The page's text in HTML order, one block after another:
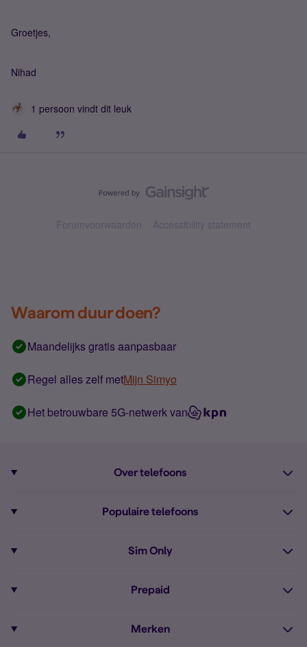
Groetjes,
Nihad
1 persoon vindt dit leuk
Forumvoorwaarden Accessibility statement
Waarom duur doen?
Maandelijks gratis aanpasbaar
Regel alles zelf metMijn Simyo
Het betrouwbare 5G-netwerk van
Over telefoons
Alle telefoons
Populaire telefoons
iPhone 16
Sim Only
Onbeperkt bellen
Prepaid
Merken